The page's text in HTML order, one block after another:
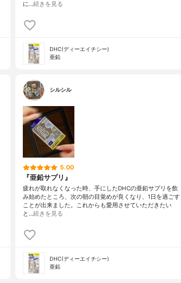
に…続きを見る
DHC(ディーエイチシー)
亜鉛
シルシル
5.00
『亜鉛サプリ』
疲れが取れなくなった時、手にしたDHCの亜鉛サプリを飲
み始めたところ、次の朝の目覚めが良くなり、1日を過ごす
ことが出来ました。これからも愛用させていただきたい
と…続きを見る
DHC(ディーエイチシー)
亜鉛